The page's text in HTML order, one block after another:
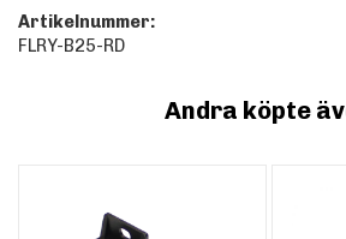
Artikelnummer:
FLRY-B25-RD
Andra köpte